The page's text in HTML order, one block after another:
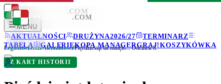
LEGIONISCI .COM
MENU
AKTUALNOŚCI
DRUŻYNA2026/27
TERMINARZ
TABELA
GALERIEKOPA MANAGERGRAJ!KOSZYKÓWKA
LEGIONISCI .COM
Legionisci.com/Aktualności/Pięćdziesiąt lat minęło... Odcinek 8.
Z KART HISTORII